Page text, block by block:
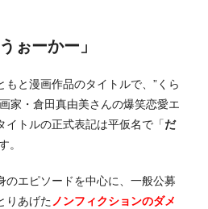
ぉーかー」
もと漫画作品のタイトルで、”くら
家・倉田真由美さんの爆笑恋愛エ
イトルの正式表記は平仮名で「だ
。
のエピソードを中心に、一般公募
りあげたノンフィクションのダメ